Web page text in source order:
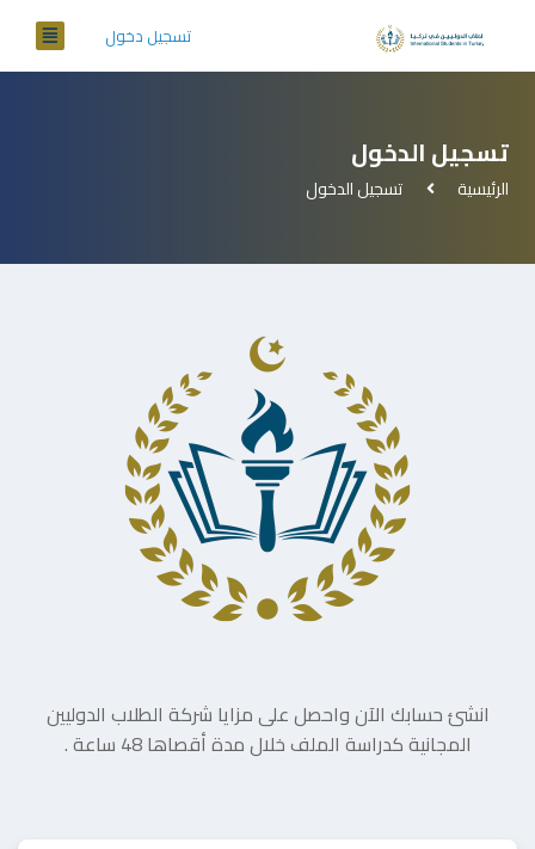
تسجيل دخول
تسجيل الدخول
الرئيسية تسجيل الدخول
انشئ حسابك الآن واحصل على مزايا شركة الطلاب الدوليين
المجانية كدراسة الملف خلال مدة أقصاها 48 ساعة .